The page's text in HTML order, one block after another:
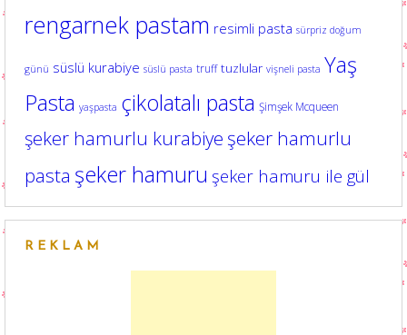
rengarnek pastam resimli pasta sürpriz doğum
günü süslü kurabiye süslü pasta truff tuzlular vişneli pasta Yaş
Pasta yaşpasta çikolatalı pasta Şimşek Mcqueen
şeker hamurlu kurabiye şeker hamurlu
pasta şeker hamuru şeker hamuru ile gül
REKLAM